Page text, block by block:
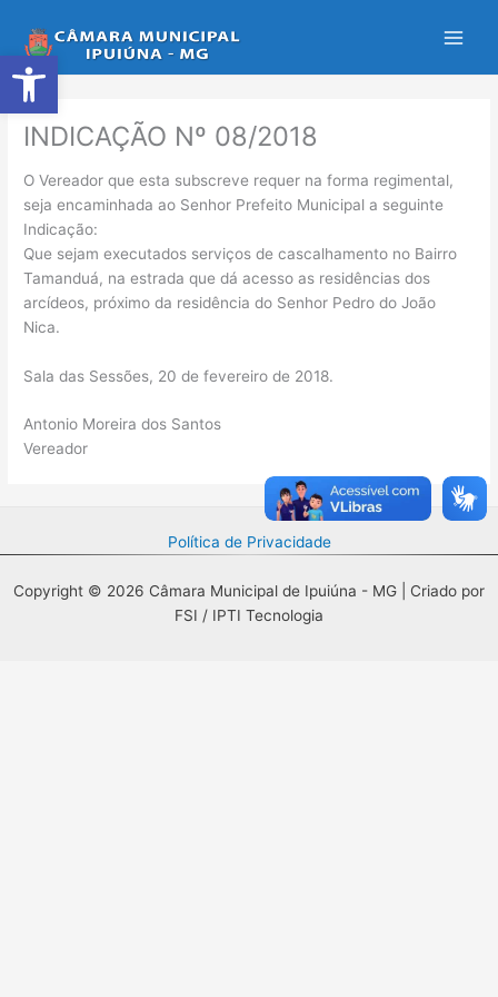
Abrir a barra de ferramentas
para
o
conteúdo
INDICAÇÃO Nº 08/2018
O Vereador que esta subscreve requer na forma regimental,
seja encaminhada ao Senhor Prefeito Municipal a seguinte
Indicação:
Que sejam executados serviços de cascalhamento no Bairro
Tamanduá, na estrada que dá acesso as residências dos
arcídeos, próximo da residência do Senhor Pedro do João
Nica.
Sala das Sessões, 20 de fevereiro de 2018.
Antonio Moreira dos Santos
Vereador
Política de Privacidade
Copyright © 2026 Câmara Municipal de Ipuiúna - MG | Criado por
FSI / IPTI Tecnologia